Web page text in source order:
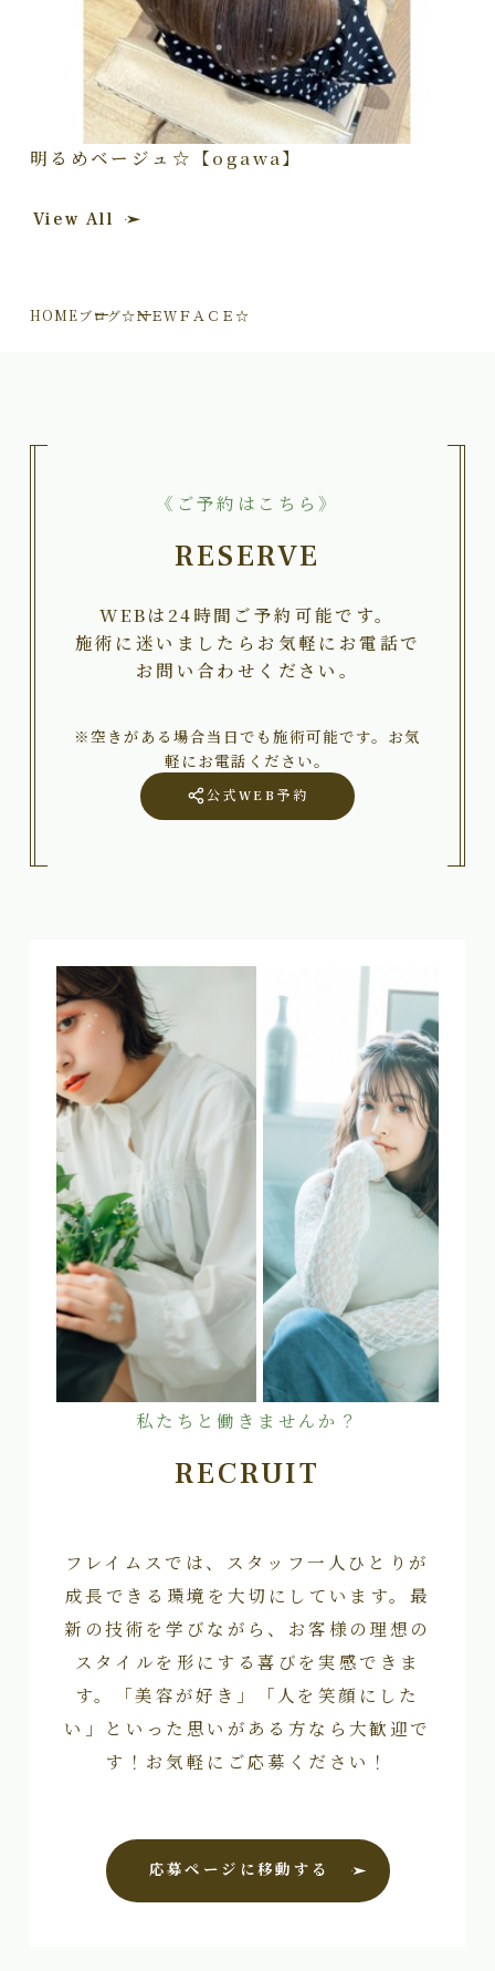
明るめベージュ☆【ogawa】
View All
HOMEブログ☆ＮＥＷＦＡＣＥ☆
《ご予約はこちら》
RESERVE
WEBは24時間ご予約可能です。
施術に迷いましたらお気軽にお電話で
お問い合わせください。
※空きがある場合当日でも施術可能です。お気
軽にお電話ください。
公式WEB予約
私たちと働きませんか？
RECRUIT
フレイムスでは、スタッフ一人ひとりが
成長できる環境を大切にしています。最
新の技術を学びながら、お客様の理想の
スタイルを形にする喜びを実感できま
す。「美容が好き」「人を笑顔にした
い」といった思いがある方なら大歓迎で
す！お気軽にご応募ください！
応募ページに移動する